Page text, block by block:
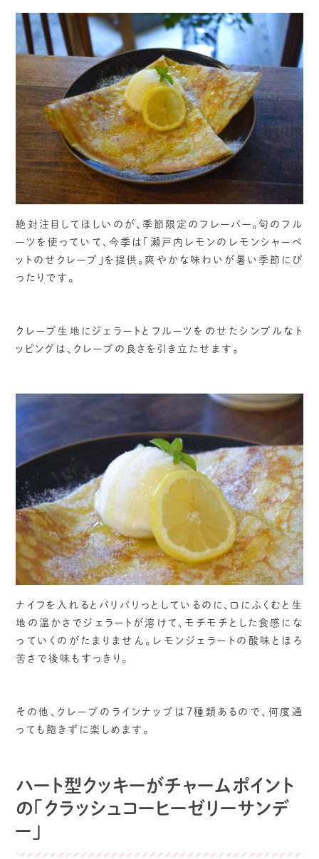
絶対注目してほしいのが、季節限定のフレーバー。旬のフル
ーツを使っていて、今季は「瀬戸内レモンのレモンシャーベ
ットのせクレープ」を提供。爽やかな味わいが暑い季節にぴ
ったりです。
クレープ生地にジェラートとフルーツをのせたシンプルなト
ッピングは、クレープの良さを引き立たせます。
ナイフを入れるとパリパリっとしているのに、口にふくむと生
地の温かさでジェラートが溶けて、モチモチとした食感にな
っていくのがたまりません。レモンジェラートの酸味とほろ
苦さで後味もすっきり。
その他、クレープのラインナップは7種類あるので、何度通
っても飽きずに楽しめます。
ハート型クッキーがチャームポイント
の「クラッシュコーヒーゼリーサンデ
ー」